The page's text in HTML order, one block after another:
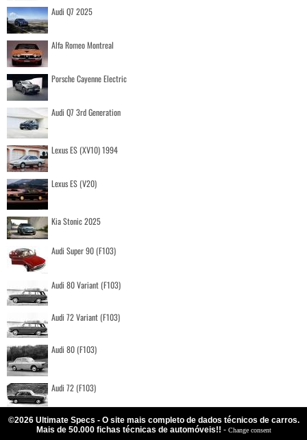
Audi Q7 2025
Alfa Romeo Montreal
Porsche Cayenne Electric
Audi Q7 3rd Generation
Lexus ES (XV10) 1994
Lexus ES (V20)
Kia Stonic 2025
Audi Super 90 (F103)
Audi 80 Variant (F103)
Audi 72 Variant (F103)
Audi 80 (F103)
Audi 72 (F103)
©2026 Ultimate Specs - O site mais completo de dados técnicos de carros.
Mais de 50.000 fichas técnicas de automóveis!! - Change consent